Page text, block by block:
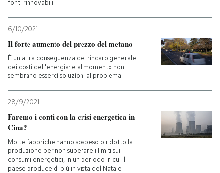
fonti rinnovabili
6/10/2021
Il forte aumento del prezzo del metano
È un'altra conseguenza del rincaro generale
dei costi dell'energia: e al momento non
sembrano esserci soluzioni al problema
28/9/2021
Faremo i conti con la crisi energetica in
Cina?
Molte fabbriche hanno sospeso o ridotto la
produzione per non superare i limiti sui
consumi energetici, in un periodo in cui il
paese produce di più in vista del Natale